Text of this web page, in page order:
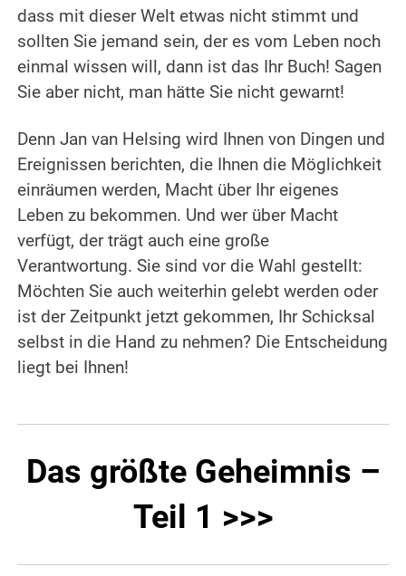
dass mit dieser Welt etwas nicht stimmt und
sollten Sie jemand sein, der es vom Leben noch
einmal wissen will, dann ist das Ihr Buch! Sagen
Sie aber nicht, man hätte Sie nicht gewarnt!
Denn Jan van Helsing wird Ihnen von Dingen und
Ereignissen berichten, die Ihnen die Möglichkeit
einräumen werden, Macht über Ihr eigenes
Leben zu bekommen. Und wer über Macht
verfügt, der trägt auch eine große
Verantwortung. Sie sind vor die Wahl gestellt:
Möchten Sie auch weiterhin gelebt werden oder
ist der Zeitpunkt jetzt gekommen, Ihr Schicksal
selbst in die Hand zu nehmen? Die Entscheidung
liegt bei Ihnen!
Das größte Geheimnis –
Teil 1 >>>